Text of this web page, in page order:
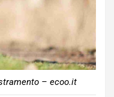
– ecoo.it